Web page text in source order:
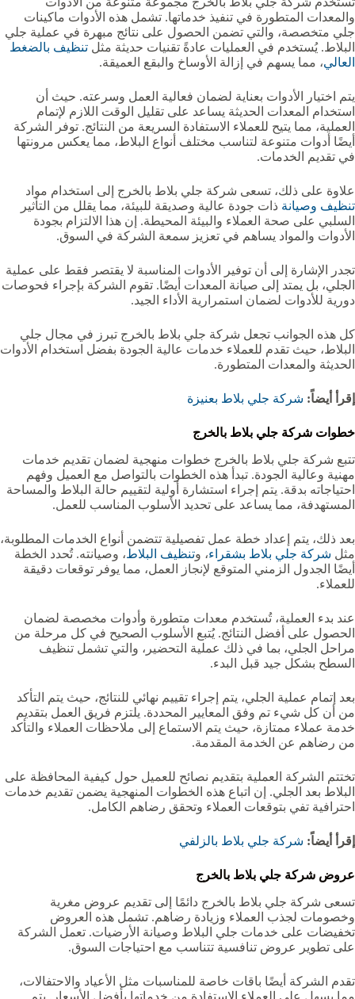
والمعدات المتطورة في تنفيذ خدماتها. تشمل هذه الأدوات ماكينات
جلي متخصصة، والتي تضمن الحصول على نتائج مبهرة في عملية جلي
البلاط. يُستخدم في العمليات عادةً تقنيات حديثة مثل تنظيف بالضغط
العالي، مما يسهم في إزالة الأوساخ والبقع العميقة.
يتم اختيار الأدوات بعناية لضمان فعالية العمل وسرعته. حيث أن
استخدام المعدات الحديثة يساعد على تقليل الوقت اللازم لإتمام
العملية، مما يتيح للعملاء الاستفادة السريعة من النتائج. توفر الشركة
أيضًا أدوات متنوعة لتناسب مختلف أنواع البلاط، مما يعكس مرونتها
في تقديم الخدمات.
علاوة على ذلك، تسعى شركة جلي بلاط بالخرج إلى استخدام مواد
تنظيف وصيانة ذات جودة عالية وصديقة للبيئة، مما يقلل من التأثير
السلبي على صحة العملاء والبيئة المحيطة. إن هذا الالتزام بجودة
الأدوات والمواد يساهم في تعزيز سمعة الشركة في السوق.
تجدر الإشارة إلى أن توفير الأدوات المناسبة لا يقتصر فقط على عملية
الجلي، بل يمتد إلى صيانة المعدات أيضًا. تقوم الشركة بإجراء فحوصات
دورية للأدوات لضمان استمرارية الأداء الجيد.
كل هذه الجوانب تجعل شركة جلي بلاط بالخرج تبرز في مجال جلي
البلاط، حيث تقدم للعملاء خدمات عالية الجودة بفضل استخدام الأدوات
الحديثة والمعدات المتطورة.
إقرأ أيضاً: شركة جلي بلاط بعنيزة
خطوات شركة جلي بلاط بالخرج
تتبع شركة جلي بلاط بالخرج خطوات منهجية لضمان تقديم خدمات
مهنية وعالية الجودة. تبدأ هذه الخطوات بالتواصل مع العميل وفهم
احتياجاته بدقة. يتم إجراء استشارة أولية لتقييم حالة البلاط والمساحة
المستهدفة، مما يساعد على تحديد الأسلوب المناسب للعمل.
بعد ذلك، يتم إعداد خطة عمل تفصيلية تتضمن أنواع الخدمات المطلوبة،
مثل شركة جلي بلاط بشقراء، وتنظيف البلاط، وصيانته. تُحدد الخطة
أيضًا الجدول الزمني المتوقع لإنجاز العمل، مما يوفر توقعات دقيقة
للعملاء.
عند بدء العملية، تُستخدم معدات متطورة وأدوات مخصصة لضمان
الحصول على أفضل النتائج. يُتبع الأسلوب الصحيح في كل مرحلة من
مراحل الجلي، بما في ذلك عملية التحضير، والتي تشمل تنظيف
السطح بشكل جيد قبل البدء.
بعد إتمام عملية الجلي، يتم إجراء تقييم نهائي للنتائج، حيث يتم التأكد
من أن كل شيء تم وفق المعايير المحددة. يلتزم فريق العمل بتقديم
خدمة عملاء ممتازة، حيث يتم الاستماع إلى ملاحظات العملاء والتأكد
من رضاهم عن الخدمة المقدمة.
تختتم الشركة العملية بتقديم نصائح للعميل حول كيفية المحافظة على
البلاط بعد الجلي. إن اتباع هذه الخطوات المنهجية يضمن تقديم خدمات
احترافية تفي بتوقعات العملاء وتحقق رضاهم الكامل.
إقرأ أيضاً: شركة جلي بلاط بالزلفي
عروض شركة جلي بلاط بالخرج
تسعى شركة جلي بلاط بالخرج دائمًا إلى تقديم عروض مغرية
وخصومات لجذب العملاء وزيادة رضاهم. تشمل هذه العروض
تخفيضات على خدمات جلي البلاط وصيانة الأرضيات. تعمل الشركة
على تطوير عروض تنافسية تتناسب مع احتياجات السوق.
تقدم الشركة أيضًا باقات خاصة للمناسبات مثل الأعياد والاحتفالات،
مما يسهل على العملاء الاستفادة من خدماتها بأفضل الأسعار. يتم